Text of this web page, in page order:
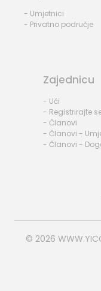
- Umjetnici
- Privatno područje
Zajednicu
- Ući
- Registrirajte
- Članovi
- Članovi -
- Članovi -
© 2026